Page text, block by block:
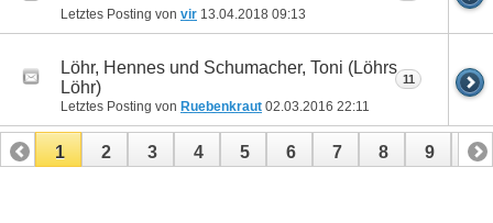
Letztes Posting von vir 13.04.2018 09:13
Löhr, Hennes und Schumacher, Toni (Löhrs
Löhr)
Letztes Posting von Ruebenkraut 02.03.2016 22:11
11
1 2 3 4 5 6 7 8 9 10